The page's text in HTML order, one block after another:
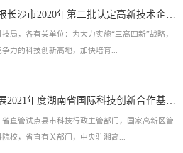
励2...
局，各有关单位：为大力实施“三高四新”战略，
力的科技创新高地，加快培育...
充分... 关于组织开展2021年度湖南省国际科技创新合作基地申报工作的通知
直管试点县市科技行政主管部门，国家高新区管
校，省直有关部门，中央驻湘高...